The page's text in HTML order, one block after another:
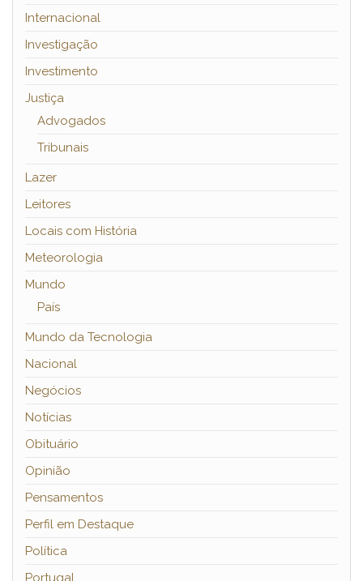
Internacional
Investigação
Investimento
Justiça
Advogados
Tribunais
Lazer
Leitores
Locais com História
Meteorologia
Mundo
País
Mundo da Tecnologia
Nacional
Negócios
Notícias
Obituário
Opinião
Pensamentos
Perfil em Destaque
Política
Portugal